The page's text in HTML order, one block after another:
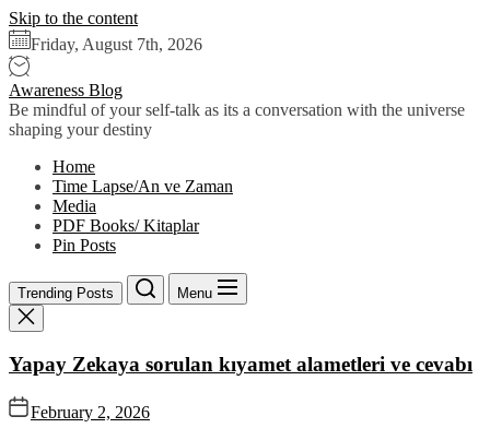
Skip to the content
Friday, August 7th, 2026
Awareness Blog
Be mindful of your self-talk as its a conversation with the universe
shaping your destiny
Home
Time Lapse/An ve Zaman
Media
PDF Books/ Kitaplar
Pin Posts
Trending Posts Menu
Yapay Zekaya sorulan kıyamet alametleri ve cevabı
February 2, 2026